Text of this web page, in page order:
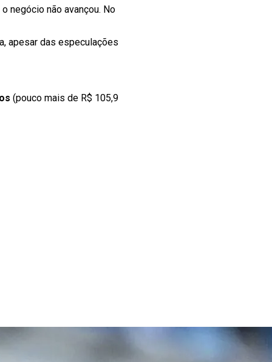
negócio não avançou. No
apesar das especulações
(pouco mais de R$ 105,9